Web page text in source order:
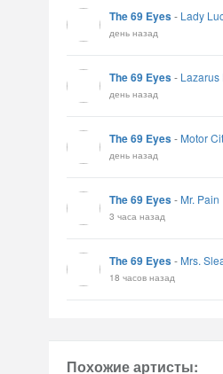
The 69 Eyes- Lady
день назад
The 69 Eyes- Lazarus
день назад
The 69 Eyes- Motor
день назад
The 69 Eyes- Mr. Pain
3 часа назад
The 69 Eyes- Mrs.
18 часов назад
Похожие артисты: